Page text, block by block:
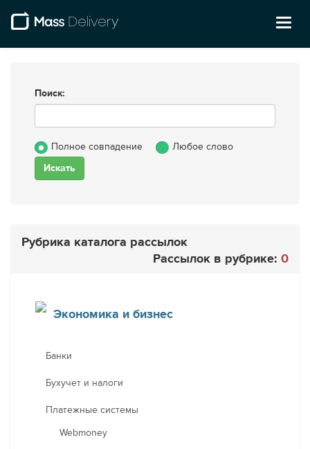
Поиск:
Полное совпадение Любое слово
Рубрика каталога рассылок
Рассылок в рубрике: 0
Экономика и бизнес
Банки
Бухучет и налоги
Платежные системы
Webmoney